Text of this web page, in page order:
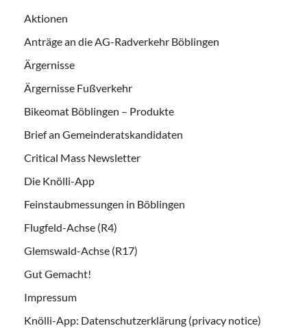
Aktionen
Anträge an die AG-Radverkehr Böblingen
Ärgernisse
Ärgernisse Fußverkehr
Bikeomat Böblingen – Produkte
Brief an Gemeinderatskandidaten
Critical Mass Newsletter
Die Knölli-App
Feinstaubmessungen in Böblingen
Flugfeld-Achse (R4)
Glemswald-Achse (R17)
Gut Gemacht!
Impressum
Knölli-App: Datenschutzerklärung (privacy notice)